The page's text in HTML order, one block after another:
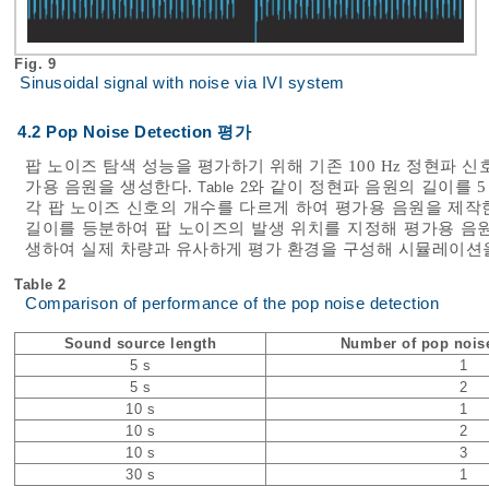
Fig. 9
Sinusoidal signal with noise via IVI system
4.2 Pop Noise Detection 평가
팝 노이즈 탐색 성능을 평가하기 위해 기존 100 Hz 정현파
가용 음원을 생성한다.Table 2와 같이 정현파 음원의 길이를
각 팝 노이즈 신호의 개수를 다르게 하여 평가용 음원을 제
길이를 등분하여 팝 노이즈의 발생 위치를 지정해 평가용
생하여 실제 차량과 유사하게 평가 환경을 구성해 시뮬레이션
Table 2
Comparison of performance of the pop noise detection
Sound source length
Number of pop
5 s
1
5 s
2
10 s
1
10 s
2
10 s
3
30 s
1